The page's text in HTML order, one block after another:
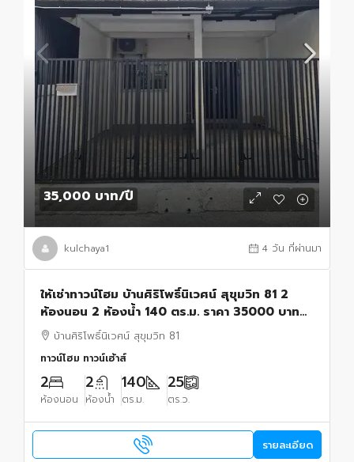
35,000 บาท/ปี
kulchaya1 4 วัน ที่ผ่านมา
ให้เช่าทาวน์โฮม บ้านศิริโพธิ์นิเวศน์ สุขุมวิท 81 2
ห้องนอน 2 ห้องน้ำ 140 ตร.ม. ราคา 35000 บาท
พร้อมอยู่
บ้านศิริโพธิ์นิเวศน์ สุขุมวิท 81
ทาวน์โฮม ทาวน์เฮ้าส์
2
ห้องนอน
2
ห้องน้ำ
140
ตร.ม.
25
ตร.ว.
รายละเอียด